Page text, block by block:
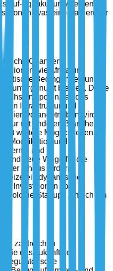
Aquakultursystemen
was eine Barriere für
Chancen,
wie Afrika und
Bedingungen und
untergenutzt bleiben. Diese
das
in Infrastruktur und
vorangetrieben wird.
mit anderen Branchen,
weitere Möglichkeiten.
Modifikation und
und
und neue Wege für die
hinaus fördern
ein dynamisches
Investitionen von
Startups jährlich um
zahlreichen
die das zukünftige
Regulatorische